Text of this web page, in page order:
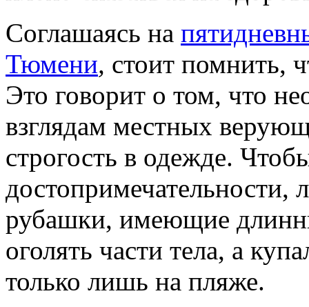
Соглашаясь на
Тюмени, стоит помнить,
Это говорит о том, что
взглядам местных
строгость в одежде.
достопримечательности,
рубашки, имеющие
оголять части тела, а
только лишь на пляже.